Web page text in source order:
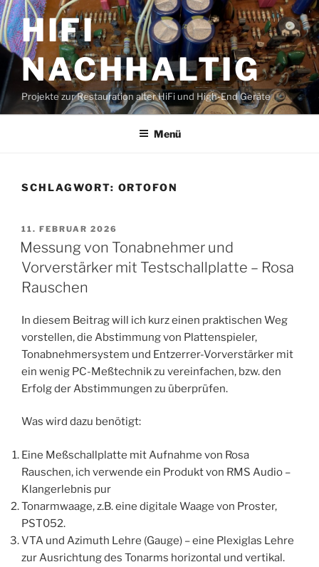
Zum
Inhalt
springenHIFI
NACHHALTIG
Projekte zur Restauration alter HiFi und High-End Geräte
Menü
SCHLAGWORT: ORTOFON
VERÖFFENTLICHT
AM
11. FEBRUAR 2026
Messung von Tonabnehmer und
Vorverstärker mit Testschallplatte – Rosa
Rauschen
In diesem Beitrag will ich kurz einen praktischen Weg
vorstellen, die Abstimmung von Plattenspieler,
Tonabnehmersystem und Entzerrer-Vorverstärker mit
ein wenig PC-Meßtechnik zu vereinfachen, bzw. den
Erfolg der Abstimmungen zu überprüfen.
Was wird dazu benötigt:
Eine Meßschallplatte mit Aufnahme von Rosa
Rauschen, ich verwende ein Produkt von RMS Audio –
Klangerlebnis pur
Tonarmwaage, z.B. eine digitale Waage von Proster,
PST052.
VTA und Azimuth Lehre (Gauge) – eine Plexiglas Lehre
zur Ausrichtung des Tonarms horizontal und vertikal.